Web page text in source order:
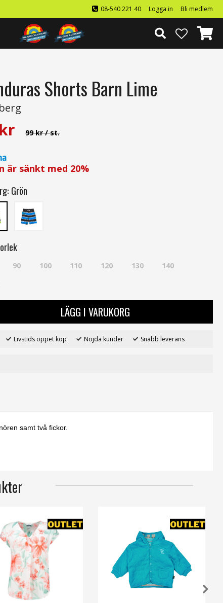
08-540 221 40 Logga in Bli medlem
Shorts Barn Lime
kr 99 kr/ st.
är sänkt med 20%
Grön
90 100 110 120 130
140
LÄGG I VARUKORG
Livstids öppet köp Nöjda kunder Snabb leverans
samt två fickor.